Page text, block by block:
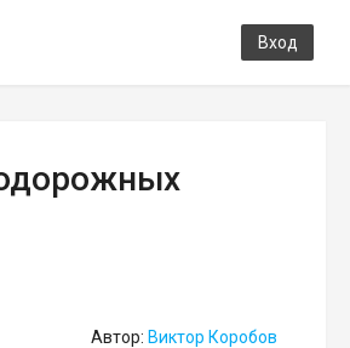
Вход
Автор: Виктор Коробов